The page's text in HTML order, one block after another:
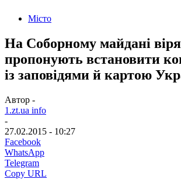
Місто
На Соборному майдані
пропонують встановити
із заповідями й картою
Автор -
1.zt.ua info
-
27.02.2015 - 10:27
Facebook
WhatsApp
Telegram
Copy URL